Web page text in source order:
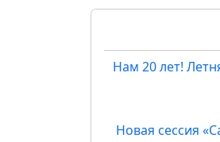
Нам 20 лет!
Новая сессия